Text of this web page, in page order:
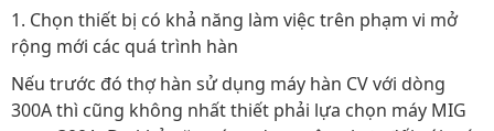
1. Chọn thiết bị có khả năng làm việc trên phạm vi mở
rộng mới các quá trình hàn
Nếu trước đó thợ hàn sử dụng máy hàn CV với dòng
300A thì cũng không nhất thiết phải lựa chọn máy MIG